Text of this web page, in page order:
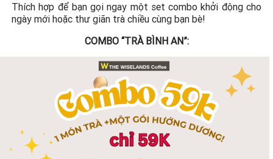
Thích hợp để bạn gọi ngay một set combo khởi động cho
ngày mới hoặc thư giãn trà chiều cùng bạn bè!
COMBO “TRÀ BÌNH AN”: